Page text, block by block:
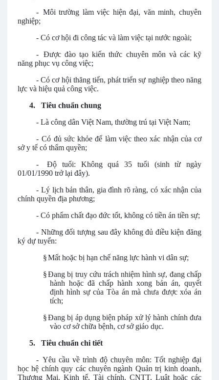
- Môi trường làm việc hiện đại, văn minh, chuyên
nghiệp;
- Có cơ hội đi công tác và làm việc tại nước ngoài;
-
Được đào tạo kiến thức chuyên môn và các kỹ
năng phục vụ công việc;
- Có cơ hội thăng tiến, phát triển sự nghiệp theo năng
lực và hiệu quả công việc.
4.
Tiêu chuẩn chung
- Là công dân Việt Nam, thường trú tại Việt Nam;
- Có đủ sức khỏe để làm việc theo xác nhận của cơ
sở y tế có thẩm quyền;
-
Độ tuổi: Không quá 35 tuổi (sinh từ ngày
01/01/1990 trở lại đây).
- Lý lịch bản thân, gia đình rõ ràng, có xác nhận của
chính quyền địa phương;
- Có phẩm chất đạo đức tốt, không có tiền án tiền sự;
- Những đối tượng sau đây không đủ điều kiện đăng
ký dự tuyển:
§Mất hoặc bị hạn chế năng lực hành vi dân sự;
§Đang bị truy cứu trách nhiệm hình sự, đang chấp
hành hoặc đã chấp hành xong bản án, quyết
định hình sự của Tòa án mà chưa được xóa án
tích;
§Đang bị áp dụng biện pháp xử lý hành chính đưa
vào cơ sở chữa bệnh, cơ sở giáo dục.
5.
Tiêu chuẩn chi tiết
- Yêu cầu về trình độ chuyên môn: Tốt nghiệp đại
học hệ chính quy các chuyên ngành Quản trị kinh doanh,
Thương Mại, Kinh tế, Tài chính, CNTT, Luật hoặc các